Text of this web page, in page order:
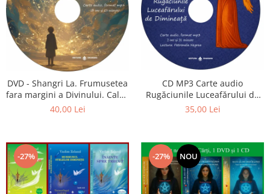
DVD - Shangri La. Frumusetea
fara margini a Divinului. Calea
catre fericire
40,00 Lei
CD MP3 Carte audio
Rugăciunile Luceafărului de
dimineață
35,00 Lei
-27% -27% NOU